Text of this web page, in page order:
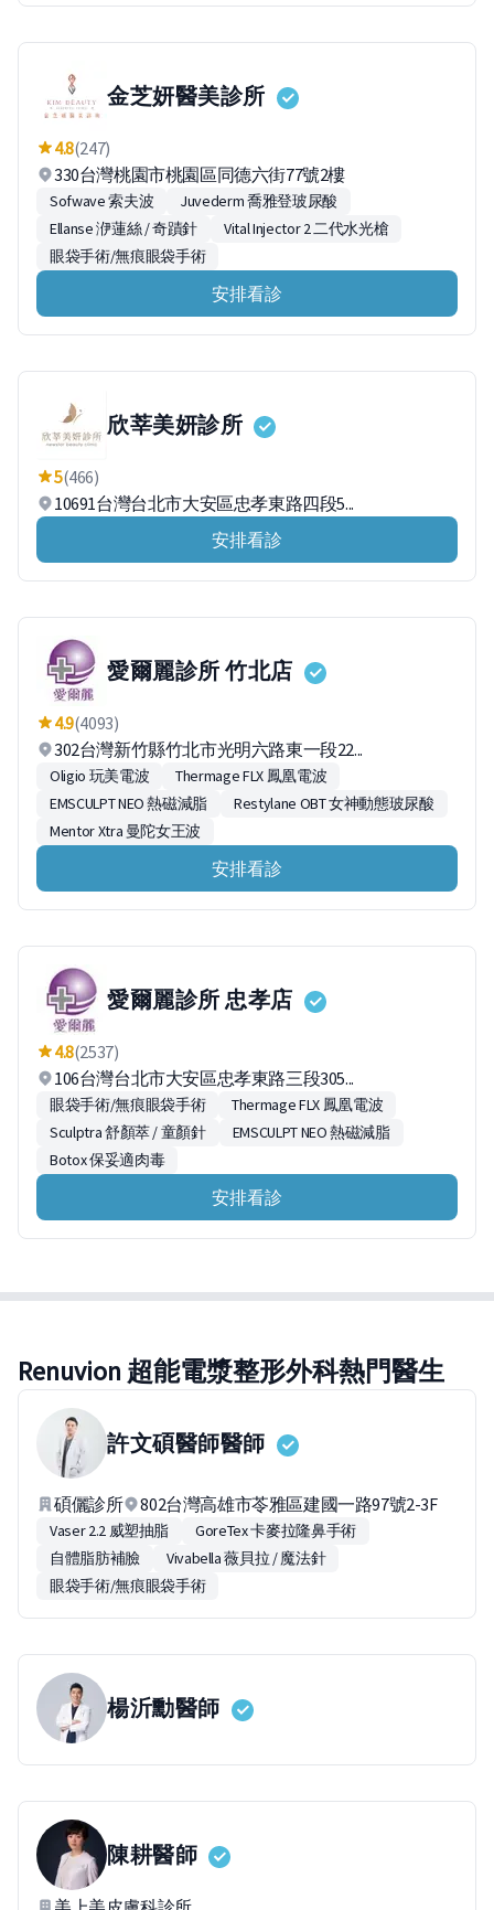
金芝妍醫美診所
4.8(247)
330台灣桃園市桃園區同德六街77號2樓
Sofwave 索夫波
Juvederm 喬雅登玻尿酸
Ellanse 洢蓮絲 / 奇蹟針
Vital Injector 2 二代水光槍
眼袋手術/無痕眼袋手術
安排看診
欣莘美妍診所
5(466)
10691台灣台北市大安區忠孝東路四段5...
安排看診
愛爾麗診所 竹北店
4.9(4093)
302台灣新竹縣竹北市光明六路東一段22...
Oligio 玩美電波
Thermage FLX 鳳凰電波
EMSCULPT NEO 熱磁減脂
Restylane OBT 女神動態玻尿酸
Mentor Xtra 曼陀女王波
安排看診
愛爾麗診所 忠孝店
4.8(2537)
106台灣台北市大安區忠孝東路三段305...
眼袋手術/無痕眼袋手術
Thermage FLX 鳳凰電波
Sculptra 舒顏萃 / 童顏針
EMSCULPT NEO 熱磁減脂
Botox 保妥適肉毒
安排看診
Renuvion 超能電漿整形外科熱門醫生
許文碩醫師醫師
碩儷診所 802台灣高雄市苓雅區建國一路97號2-3F
Vaser 2.2 威塑抽脂
GoreTex 卡麥拉隆鼻手術
自體脂肪補臉
Vivabella 薇貝拉 / 魔法針
眼袋手術/無痕眼袋手術
楊沂勳醫師
陳耕醫師